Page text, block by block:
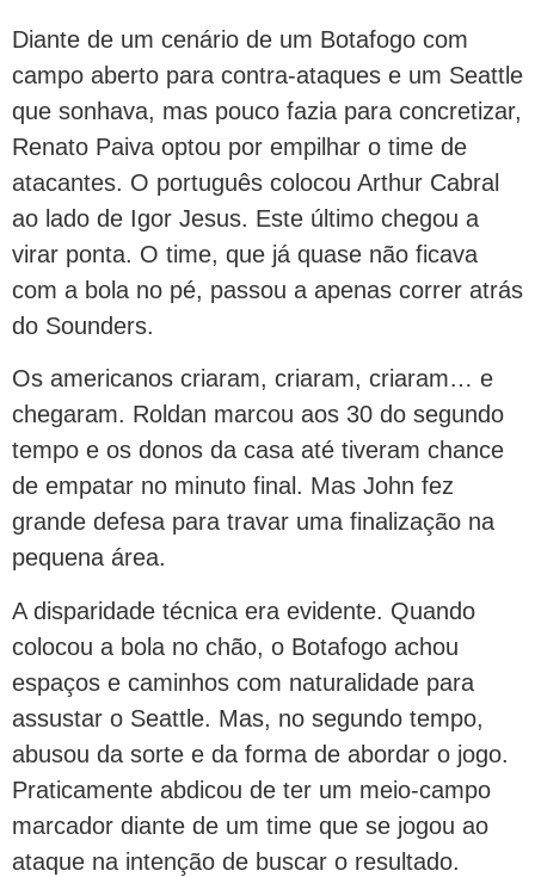
Diante de um cenário de um Botafogo com
campo aberto para contra-ataques e um Seattle
que sonhava, mas pouco fazia para concretizar,
Renato Paiva optou por empilhar o time de
atacantes. O português colocou Arthur Cabral
ao lado de Igor Jesus. Este último chegou a
virar ponta. O time, que já quase não ficava
com a bola no pé, passou a apenas correr atrás
do Sounders.
Os americanos criaram, criaram, criaram… e
chegaram. Roldan marcou aos 30 do segundo
tempo e os donos da casa até tiveram chance
de empatar no minuto final. Mas John fez
grande defesa para travar uma finalização na
pequena área.
A disparidade técnica era evidente. Quando
colocou a bola no chão, o Botafogo achou
espaços e caminhos com naturalidade para
assustar o Seattle. Mas, no segundo tempo,
abusou da sorte e da forma de abordar o jogo.
Praticamente abdicou de ter um meio-campo
marcador diante de um time que se jogou ao
ataque na intenção de buscar o resultado.